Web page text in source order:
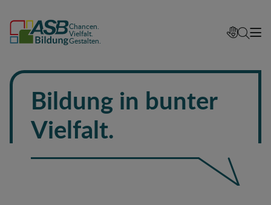
Chancen.
Vielfalt.
Gestalten.
Bildung in bunter
Vielfalt.